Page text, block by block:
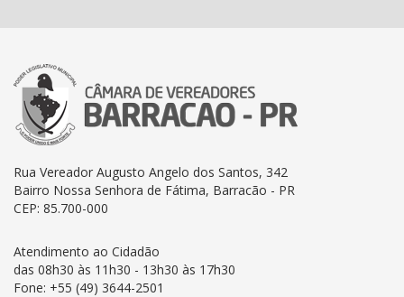
Rua Vereador Augusto Angelo dos Santos, 342
Bairro Nossa Senhora de Fátima, Barracão - PR
CEP: 85.700-000
Atendimento ao Cidadão
das 08h30 às 11h30 - 13h30 às 17h30
Fone: +55 (49) 3644-2501